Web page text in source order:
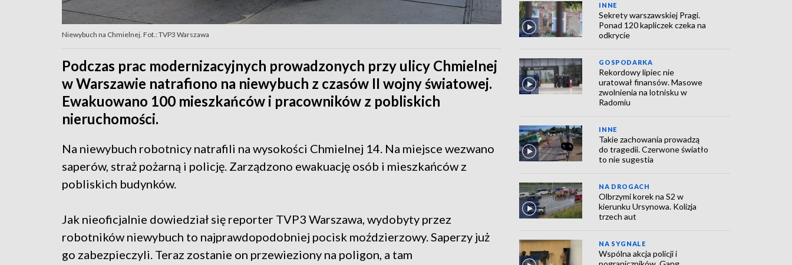
Niewybuch na Chmielnej. Fot.: TVP3 Warszawa
Podczas prac modernizacyjnych prowadzonych przy ulicy Chmielnej
w Warszawie natrafiono na niewybuch z czasów II wojny światowej.
Ewakuowano 100 mieszkańców i pracowników z pobliskich
nieruchomości.
Na niewybuch robotnicy natrafili na wysokości Chmielnej 14. Na miejsce wezwano
saperów, straż pożarną i policję. Zarządzono ewakuację osób i mieszkańców z
pobliskich budynków.
Jak nieoficjalnie dowiedział się reporter TVP3 Warszawa, wydobyty przez
robotników niewybuch to najprawdopodobniej pocisk moździerzowy. Saperzy już
go zabezpieczyli. Teraz zostanie on przewieziony na poligon, a tam
INNE
Sekrety warszawskiej Pragi.
Ponad 120 kapliczek czeka na
odkrycie
GOSPODARKA
Rekordowy lipiec nie
uratował finansów. Masowe
zwolnienia na lotnisku w
Radomiu
INNE
Takie zachowania prowadzą
do tragedii. Czerwone światło
to nie sugestia
NA DROGACH
Olbrzymi korek na S2 w
kierunku Ursynowa. Kolizja
trzech aut
NA SYGNALE
Wspólna akcja policji i